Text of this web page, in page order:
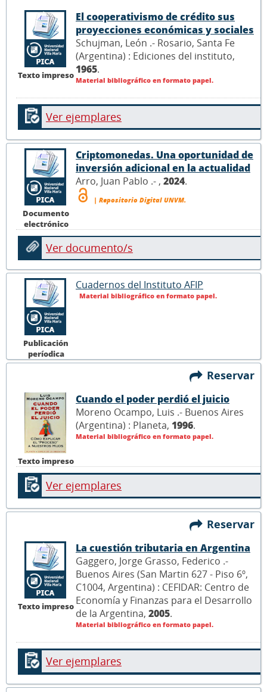
Texto impreso
El cooperativismo de crédito sus
proyecciones económicas y sociales
Schujman, León .- Rosario, Santa Fe
(Argentina) : Ediciones del instituto,
1965.
Material bibliográfico en formato papel.
Ver ejemplares
Documento
electrónico
Criptomonedas. Una oportunidad de
inversión adicional en la actualidad
Arro, Juan Pablo .- , 2024.
| Repositorio Digital UNVM.
Ver documento/s
Publicación
períodica
Cuadernos del Instituto AFIP
Material bibliográfico en formato papel.
Reservar
Texto impreso
Cuando el poder perdió el juicio
Moreno Ocampo, Luis .- Buenos Aires
(Argentina) : Planeta, 1996.
Material bibliográfico en formato papel.
Ver ejemplares
Reservar
Texto impreso
La cuestión tributaria en Argentina
Gaggero, Jorge Grasso, Federico .-
Buenos Aires (San Martin 627 - Piso 6º,
C1004, Argentina) : CEFIDAR: Centro de
Economía y Finanzas para el Desarrollo
de la Argentina, 2005.
Material bibliográfico en formato papel.
Ver ejemplares